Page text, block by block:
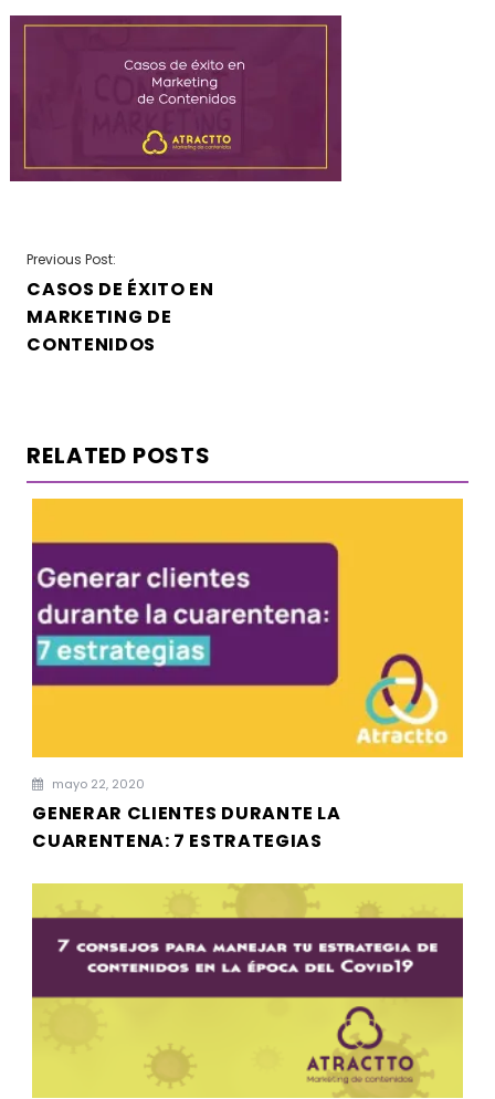
NAVEGACIÓN
DE
ENTRADAS
Previous Post:
CASOS DE ÉXITO EN
MARKETING DE
CONTENIDOS
RELATED POSTS
mayo 22, 2020
GENERAR CLIENTES DURANTE LA
CUARENTENA: 7 ESTRATEGIAS